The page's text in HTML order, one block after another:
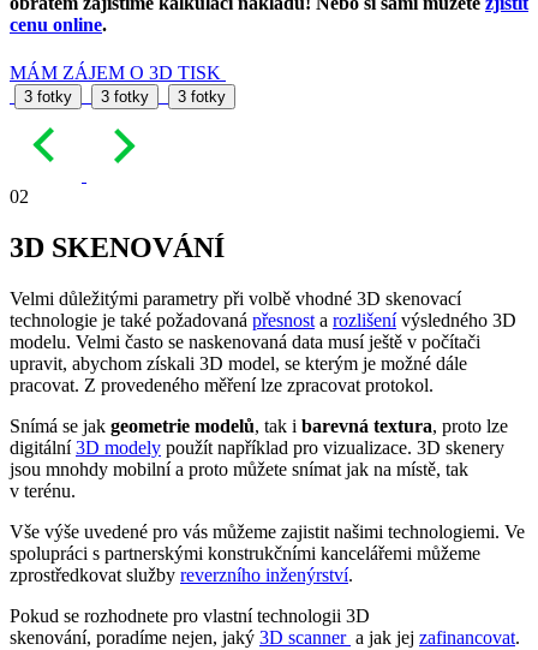
cenu online.
MÁM ZÁJEM O 3D TISK
3 fotky 3 fotky 3 fotky
02
3D SKENOVÁNÍ
Velmi důležitými parametry při volbě vhodné 3D skenovací
technologie je také požadovaná přesnost a rozlišenívýsledného 3D
modelu. Velmi často se naskenovaná data musí ještě v počítači
upravit, abychom získali 3D model, se kterým je možné dále
pracovat. Z provedeného měření lze zpracovat protokol.
Snímá se jak geometrie modelů, tak i barevná textura, proto lze
digitální3D modely použít například pro vizualizace. 3D skenery
jsou mnohdy mobilní a proto můžete snímat jak na místě, tak
v terénu.
Vše výše uvedené pro vás můžeme zajistit našimi technologiemi. Ve
spolupráci s partnerskými konstrukčními kancelářemi můžeme
zprostředkovat služby reverzního inženýrství.
Pokud se rozhodnete pro vlastní technologii 3D
skenování, poradíme nejen, jaký 3D scanner a jak jej zafinancovat.